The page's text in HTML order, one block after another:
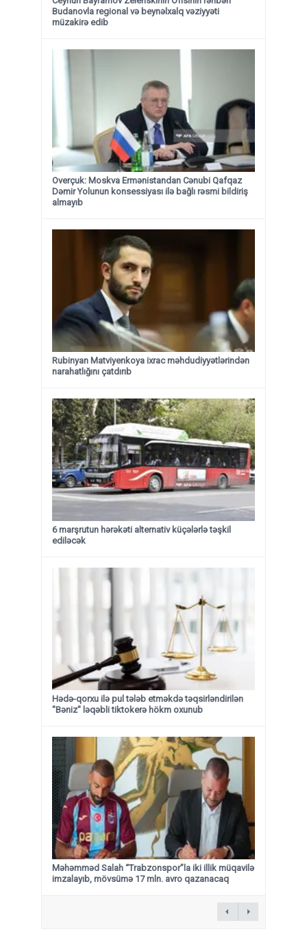
Budanovla regional və beynəlxalq vəziyyəti
müzakirə edib
Overçuk: Moskva Ermənistandan Cənubi Qafqaz
Dəmir Yolunun konsessiyası ilə bağlı rəsmi bildiriş
almayıb
Rubinyan Matviyenkoya ixrac məhdudiyyətlərindən
narahatlığını çatdırıb
6 marşrutun hərəkəti alternativ küçələrlə təşkil
ediləcək
Hədə-qorxu ilə pul tələb etməkdə təqsirləndirilən
"Bəniz" ləqəbli tiktokerə hökm oxunub
Məhəmməd Salah “Trabzonspor”la iki illik müqavilə
imzalayıb, mövsümə 17 mln. avro qazanacaq